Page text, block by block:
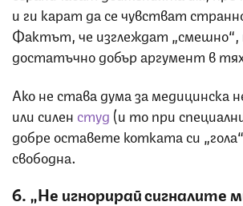
и ги карат да се чувстват
Фактът, че изглеждат „смешно“,
достатъчно добър аргумент в
Ако не става дума за медицинска
или силен студ (и то при
добре оставете котката си
свободна.
6. „Не игнорирай сигналите